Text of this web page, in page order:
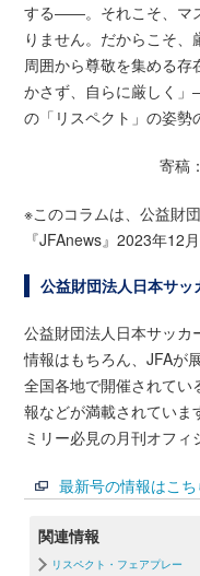
する――。それこそ、マ
りません。だからこそ
周囲から尊敬を集める
かさず、自らに厳しく
の「リスペクト」の姿勢
寄稿
※このコラムは、公益財
『JFAnews』2023年12
公益財団法人日本サッ
公益財団法人日本サッカ
情報はもちろん、JFAが
全国各地で開催されてい
報などが満載されていま
ミリー必見の月刊オフィ
最新号の情報はこち
関連情報
リスペクト・フェアプレー